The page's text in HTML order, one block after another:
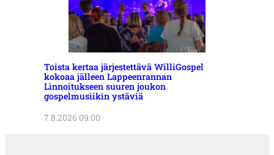
Toista kertaa järjestettävä WilliGospel
kokoaa jälleen Lappeenrannan
Linnoitukseen suuren joukon
gospelmusiikin ystäviä
7.8.2026 09:00